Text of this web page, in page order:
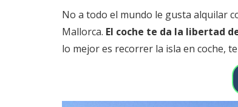
No a todo el mundo le gusta alquilar
Mallorca. El coche te da la libertad
lo mejor es recorrer la isla en coche,